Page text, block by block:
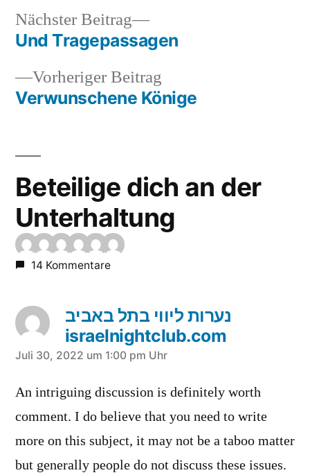
Beitrags-
Navigation
Vorheriger Beitrag
Beitrag:
Verwunschene Könige
Nächster Beitrag
Nächster
Beitrag:
Und Tragepassagen
Beteilige dich an der
Unterhaltung
14 Kommentare
נערות ליווי בתל באביב
israelnightclub.com
sagt:
Juli 30, 2022 um 1:00 pm Uhr
An intriguing discussion is definitely worth
comment. I do believe that you need to write
more on this subject, it may not be a taboo matter
but generally people do not discuss these issues.